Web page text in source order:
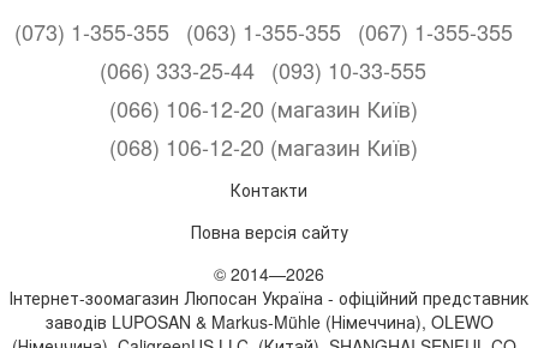
(073) 1-355-355 (063) 1-355-355 (067) 1-355-355
(066) 333-25-44 (093) 10-33-555
(066) 106-12-20 (магазин Київ)
(068) 106-12-20 (магазин Київ)
Контакти
Повна версія сайту
© 2014—2026
Інтернет-зоомагазин Люпосан Україна - офіційний представник
заводів LUPOSAN & Markus-Mühle (Німеччина), OLEWO